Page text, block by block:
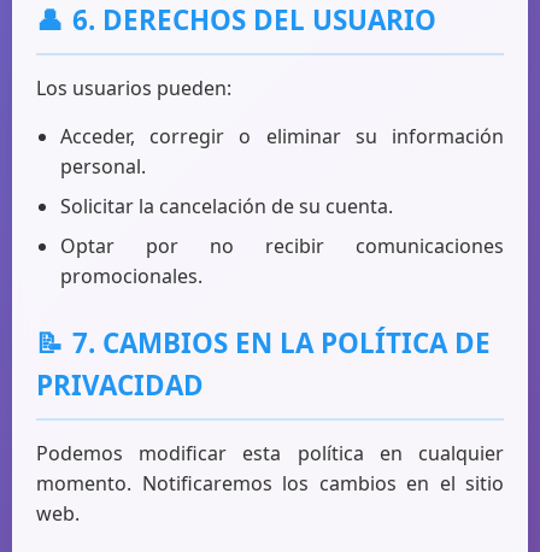
👤 6. DERECHOS DEL USUARIO
Los usuarios pueden:
Acceder, corregir o eliminar su información
personal.
Solicitar la cancelación de su cuenta.
Optar por no recibir comunicaciones
promocionales.
📝 7. CAMBIOS EN LA POLÍTICA DE
PRIVACIDAD
Podemos modificar esta política en cualquier
momento. Notificaremos los cambios en el sitio
web.